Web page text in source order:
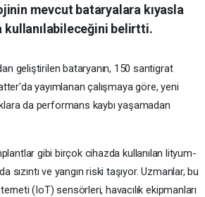
mevcut bataryalara kıyasla
kullanılabileceğini belirtti.
geliştirilen bataryanın, 150 santigrat
yayımlanan çalışmaya göre, yeni
da performans kaybı yaşamadan
gibi birçok cihazda kullanılan lityum-
sızıntı ve yangın riski taşıyor. Uzmanlar, bu
(IoT) sensörleri, havacılık ekipmanları